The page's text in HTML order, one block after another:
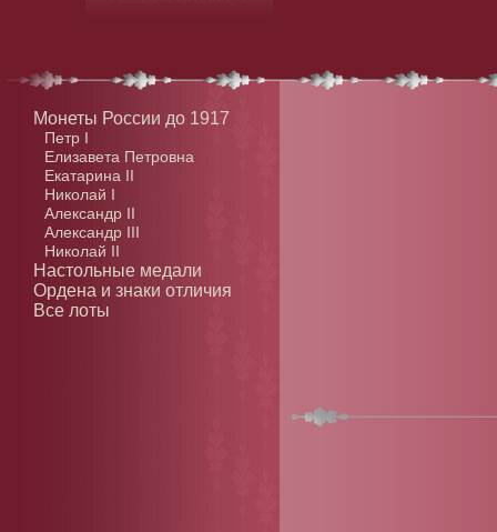
Монеты России до 1917
Петр I
Елизавета Петровна
Екатарина II
Николай I
Александр II
Александр III
Николай II
Настольные медали
Ордена и знаки отличия
Все лоты